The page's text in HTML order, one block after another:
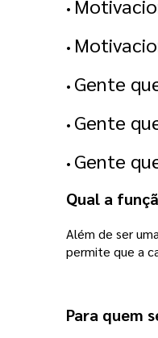
•
•
• Gente
• Gente
• Gente
Qual a
Além de ser
permite que a
Para quem